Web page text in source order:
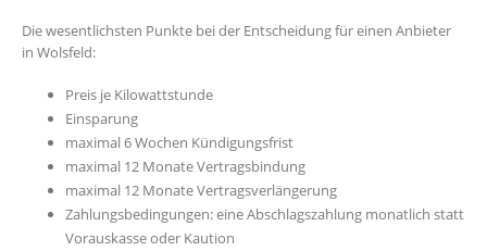
Die wesentlichsten Punkte bei der Entscheidung für einen Anbieter
in Wolsfeld:
Preis je Kilowattstunde
Einsparung
maximal 6 Wochen Kündigungsfrist
maximal 12 Monate Vertragsbindung
maximal 12 Monate Vertragsverlängerung
Zahlungsbedingungen: eine Abschlagszahlung monatlich statt
Vorauskasse oder Kaution